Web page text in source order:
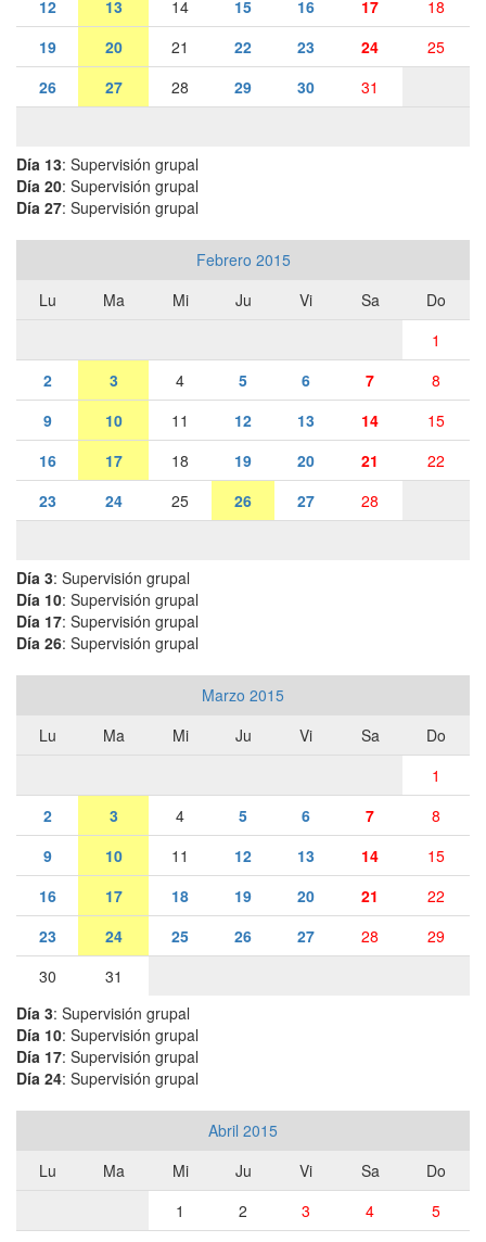
12 13 14 15 16 17
18
19
20 21 22 23 24
25
26
27 28 29 30 31
Día 13: Supervisión grupal
Día 20: Supervisión grupal
Día 27: Supervisión grupal
Febrero 2015
Lu
Ma Mi Ju Vi Sa
Do
1
2
3 4 5 6 7
8
9
10 11 12 13 14
15
16
17 18 19 20 21
22
23
24 25 26 27 28
Día 3: Supervisión grupal
Día 10: Supervisión grupal
Día 17: Supervisión grupal
Día 26: Supervisión grupal
Marzo 2015
Lu
Ma Mi Ju Vi Sa
Do
1
2
3 4 5 6 7
8
9
10 11 12 13 14
15
16
17 18 19 20 21
22
23
24 25 26 27 28
29
30
31
Día 3: Supervisión grupal
Día 10: Supervisión grupal
Día 17: Supervisión grupal
Día 24: Supervisión grupal
Abril 2015
Lu
Ma Mi Ju Vi Sa
Do
1
2 3 4
5